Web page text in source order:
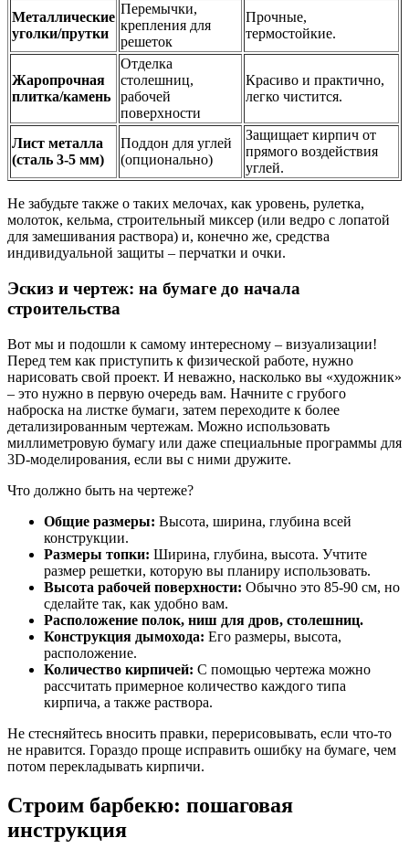
Металлические
уголки/прутки
Перемычки,
крепления для
решеток
Прочные,
термостойкие.
Жаропрочная
плитка/камень
Отделка
столешниц,
рабочей
поверхности
Красиво и практично,
легко чистится.
Лист металла
(сталь 3-5 мм)
Поддон для углей
(опционально)
Защищает кирпич от
прямого воздействия
углей.
Не забудьте также о таких мелочах, как уровень, рулетка,
молоток, кельма, строительный миксер (или ведро с лопатой
для замешивания раствора) и, конечно же, средства
индивидуальной защиты – перчатки и очки.
Эскиз и чертеж: на бумаге до начала
строительства
Вот мы и подошли к самому интересному – визуализации!
Перед тем как приступить к физической работе, нужно
нарисовать свой проект. И неважно, насколько вы «художник»
– это нужно в первую очередь вам. Начните с грубого
наброска на листке бумаги, затем переходите к более
детализированным чертежам. Можно использовать
миллиметровую бумагу или даже специальные программы для
3D-моделирования, если вы с ними дружите.
Что должно быть на чертеже?
Общие размеры: Высота, ширина, глубина всей
конструкции.
Размеры топки: Ширина, глубина, высота. Учтите
размер решетки, которую вы планиру использовать.
Высота рабочей поверхности: Обычно это 85-90 см, но
сделайте так, как удобно вам.
Расположение полок, ниш для дров, столешниц.
Конструкция дымохода: Его размеры, высота,
расположение.
Количество кирпичей: С помощью чертежа можно
рассчитать примерное количество каждого типа
кирпича, а также раствора.
Не стесняйтесь вносить правки, перерисовывать, если что-то
не нравится. Гораздо проще исправить ошибку на бумаге, чем
потом перекладывать кирпичи.
Строим барбекю: пошаговая
инструкция